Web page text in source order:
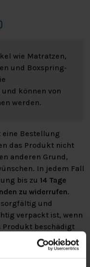
wie Matratzen,
und Boxspring-
können von
werden.
eine Bestellung
das Produkt nicht
anderen Grund,
In jedem Fall
bis zu 14 Tage
zu widerrufen.
und
verpackt ist, wenn
Produkt beschädigt
nötig beschädigt ist,
des Produkts